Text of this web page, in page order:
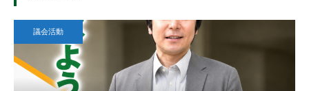
議会活動